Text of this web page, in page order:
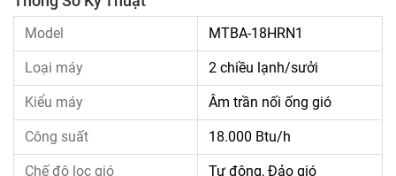
Model MTBA-18HRN1
Loại máy 2 chiều lạnh/sưởi
Kiểu máy Âm trần nối ống gió
Công suất 18.000 Btu/h
Chế độ lọc gió Tự động, Đảo gió